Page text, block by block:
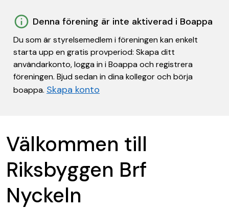
Denna förening är inte aktiverad i Boappa
Du som är styrelsemedlem i föreningen kan enkelt
starta upp en gratis provperiod: Skapa ditt
användarkonto, logga in i Boappa och registrera
föreningen. Bjud sedan in dina kollegor och börja
boappa. Skapa konto
Välkommen till
Riksbyggen Brf
Nyckeln